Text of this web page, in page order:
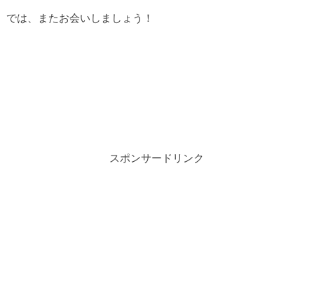
では、またお会いしましょう！
スポンサードリンク